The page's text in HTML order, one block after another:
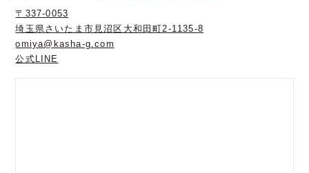
〒337-0053
埼玉県さいたま市見沼区大和田町2-1135-8
omiya@kasha-g.com
公式LINE